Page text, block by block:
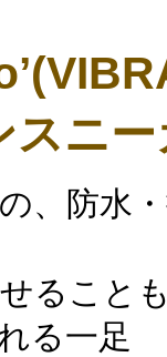
スニ
、防水
ること
る一足